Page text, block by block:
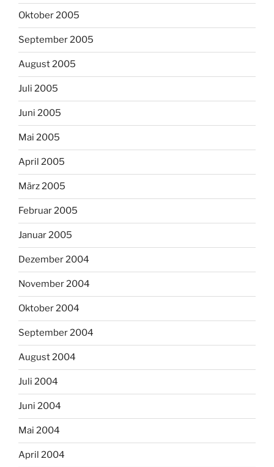
Oktober 2005
September 2005
August 2005
Juli 2005
Juni 2005
Mai 2005
April 2005
März 2005
Februar 2005
Januar 2005
Dezember 2004
November 2004
Oktober 2004
September 2004
August 2004
Juli 2004
Juni 2004
Mai 2004
April 2004